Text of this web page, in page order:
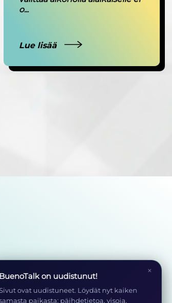
o...
Lue lisää
×
BuenoTalk on uudistunut!
ovat uudistuneet. Löydät nyt kaiken
paikasta: päihdetietoa, visoja,